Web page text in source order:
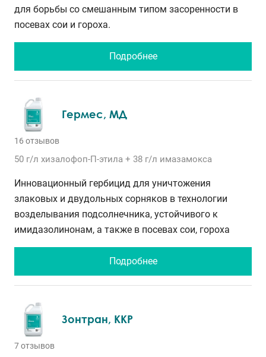
для борьбы со смешанным типом засоренности в
посевах сои и гороха.
Подробнее
Гермес, МД
16 отзывов
50 г/л хизалофоп-П-этила + 38 г/л имазамокса
Инновационный гербицид для уничтожения
злаковых и двудольных сорняков в технологии
возделывания подсолнечника, устойчивого к
имидазолинонам, а также в посевах сои, гороха
Подробнее
Зонтран, ККР
7 отзывов